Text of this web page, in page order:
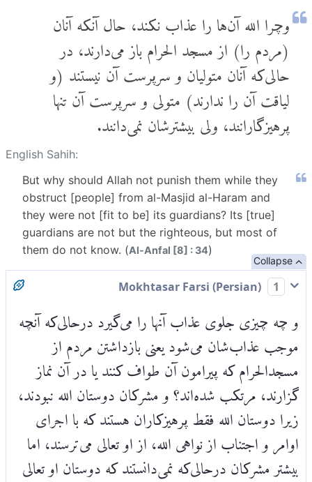
وچرا الله آن‌ها را عذاب نکند، حال آنکه آنان
(مردم را) از مسجد الحرام باز می‌دارند، در
حالی‌که آنان متولیان و سرپرست آن نیستند (و
لیاقت آن را ندارند) متولی و سرپرست آن تنها
پرهیزگارانند، ولی بیشترشان نمی‌دانند.
English Sahih:
But why should Allah not punish them while they
obstruct [people] from al-Masjid al-Haram and
they were not [fit to be] its guardians? Its [true]
guardians are not but the righteous, but most of
them do not know. (Al-Anfal [8] : 34)
Collapse
1
و چه چیزی جلوی عذاب آنها را می‌گیرد درحالی‌که آنچه
موجب عذاب‌شان می‌شود یعنی بازداشتن مردم از
مسجدالحرام که پیرامون آن طواف کنند یا در آن نماز
گزارند، مرتکب شده‌اند؟ و مشرکان دوستان الله نبودند،
زیرا دوستان الله فقط پرهیزکاران هستند که با اجرای
اوامر و اجتناب از نواهی الله، از او تعالی می‌ترسند، اما
بیشتر مشرکان درحالی‌که نمی‌دانستند که دوستان او تعالی